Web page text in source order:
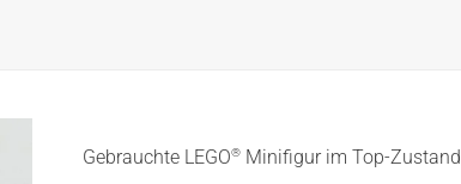
Gebrauchte LEGO® Minifigur im Top-Zustand